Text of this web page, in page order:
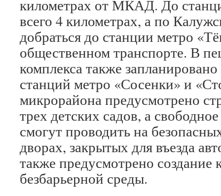
километрах от МКАД. До
всего 4 километрах, а по
добраться до станции метро
общественном транспорте. В
комплекса также
станций метро «Сосенки» и
микрорайона предусмотрено
трех детских садов, а
смогут проводить на
дворах, закрытых для въезда
также предусмотрено создание
безбарьерной среды.